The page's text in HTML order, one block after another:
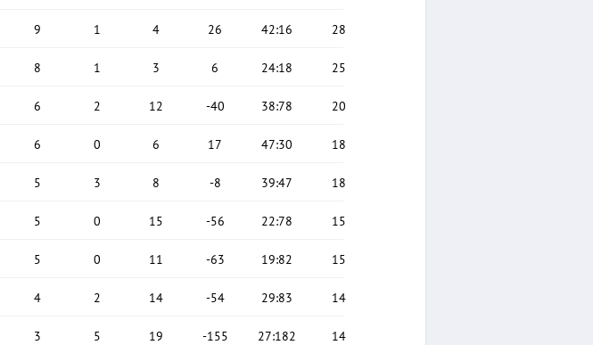
9 1 4 26 42:16 28
8 1 3 6 24:18 25
6 2 12 -40 38:78 20
6 0 6 17 47:30 18
5 3 8 -8 39:47 18
5 0 15 -56 22:78 15
5 0 11 -63 19:82 15
4 2 14 -54 29:83 14
3 5 19 -155 27:182 14